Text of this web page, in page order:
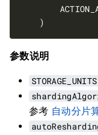
参数说明
STORAGE_UNITS
参考 自动分片